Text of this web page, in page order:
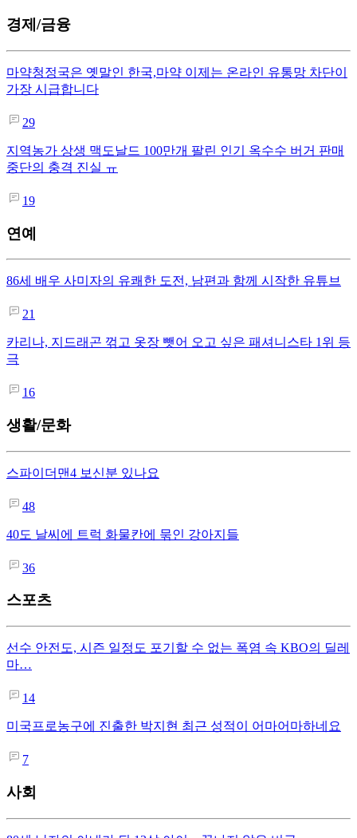
경제/금융
마약청정국은 옛말인 한국,마약 이제는 온라인 유통망 차단이
가장 시급합니다
29
지역농가 상생 맥도날드 100만개 팔린 인기 옥수수 버거 판매
중단의 충격 진실 ㅠ
19
연예
86세 배우 사미자의 유쾌한 도전, 남편과 함께 시작한 유튜브
21
카리나, 지드래곤 꺾고 옷장 뺏어 오고 싶은 패셔니스타 1위 등
극
16
생활/문화
스파이더맨4 보신분 있나요
48
40도 날씨에 트럭 화물칸에 묶인 강아지들
36
스포츠
선수 안전도, 시즌 일정도 포기할 수 없는 폭염 속 KBO의 딜레
마…
14
미국프로농구에 진출한 박지현 최근 성적이 어마어마하네요
7
사회